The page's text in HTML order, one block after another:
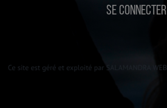
SE CONNECTER